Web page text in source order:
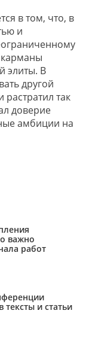
в том, что, в
и
карманы
элиты. В
другой
так
доверие
амбиции на
важно
работ
тексты и статьи